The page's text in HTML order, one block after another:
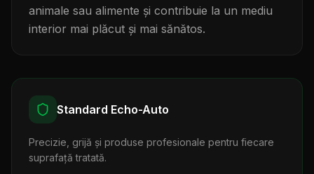
animale sau alimente și contribuie la un mediu
interior mai plăcut și mai sănătos.
Standard Echo-Auto
Precizie, grijă și produse profesionale pentru fiecare
suprafață tratată.